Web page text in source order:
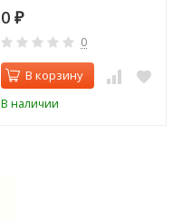
0 ₽
0
В корзину
В наличии